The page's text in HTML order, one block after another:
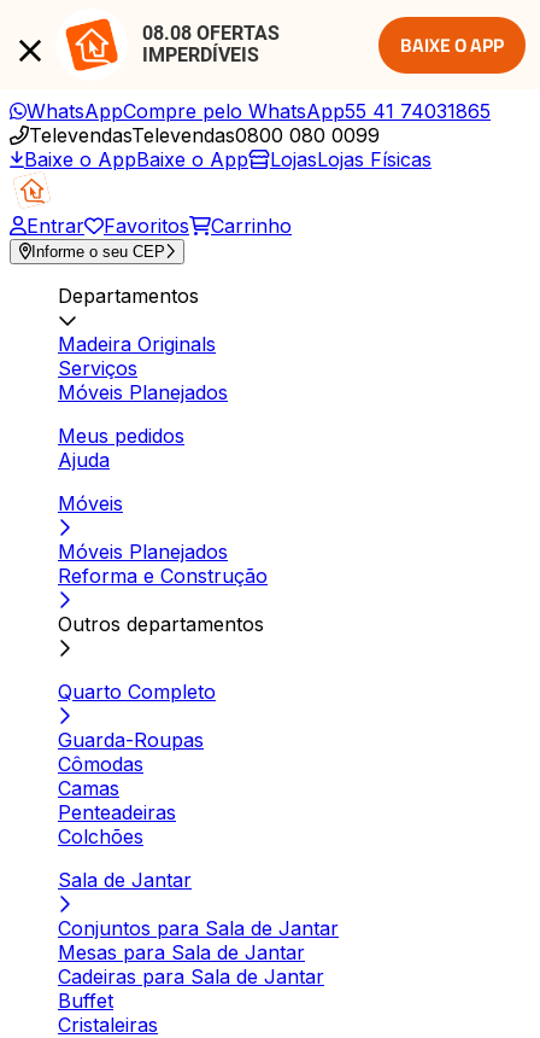
08.08 OFERTAS
IMPERDÍVEIS
BAIXE O APP
WhatsAppCompre pelo WhatsApp55 41 74031865
TelevendasTelevendas0800 080 0099
Baixe o AppBaixe o App LojasLojas Físicas
Entrar Favoritos Carrinho
Informe o seu CEP
Departamentos
Madeira Originals
Serviços
Móveis Planejados
Meus pedidos
Ajuda
Móveis
Móveis Planejados
Reforma e Construção
Outros departamentos
Quarto Completo
Guarda-Roupas
Cômodas
Camas
Penteadeiras
Colchões
Sala de Jantar
Conjuntos para Sala de Jantar
Mesas para Sala de Jantar
Cadeiras para Sala de Jantar
Buffet
Cristaleiras